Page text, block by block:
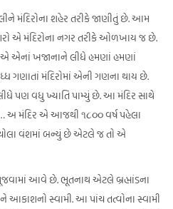
મંદિરોના શહેર તરીકે જાણીતું છે. આમ
એ મંદિરોના નગર તરીકે ઓળખાય જ છે.
એનાં ખજાનાને લીધે હમણાં હમણાં
ગણાતાં મંદિરોમાં એની ગણના થાય છે.
પણ વધુ ખ્યાતિ પામ્યું છે. આ મંદિર સાથે
અ મંદિર એ આજથી ૧૮૦૦ વર્ષ પહેલા
વંશમાં બન્યું છે એટલે જ તો એ
આવે છે. ભૂતનાથ એટલે બ્રહ્માંડના
આકાશનો સ્વામી. આ પાંચ તત્વોના સ્વામી